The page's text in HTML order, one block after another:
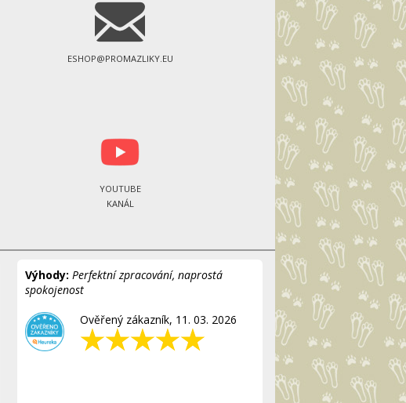
ESHOP@PROMAZLIKY.EU
YOUTUBE
KANÁL
Výhody: Perfektní zpracování, naprostá
spokojenost
Ověřený zákazník, 11. 03. 2026